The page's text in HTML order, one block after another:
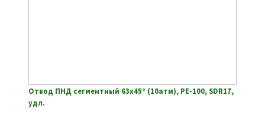
Отвод ПНД сегментный 63х45° (10атм), РЕ-100, SDR17,
удл.